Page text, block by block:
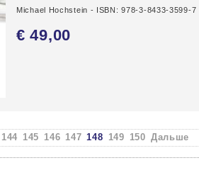
Michael Hochstein - ISBN: 978-3-8433-3599-7
€ 49,00
144 145 146 147 148 149 150 Дальше